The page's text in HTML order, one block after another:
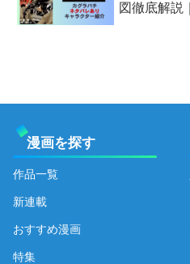
図徹底解説
漫画を探す
作品一覧
新連載
おすすめ漫画
特集